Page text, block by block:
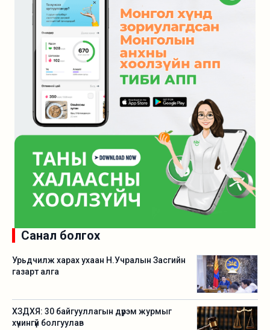
Санал болгох
Урьдчилж харах ухаан Н.Учралын Засгийн
газарт алга
ХЗДХЯ: 30 байгууллагын дүрэм журмыг
хүчингүй болгуулав